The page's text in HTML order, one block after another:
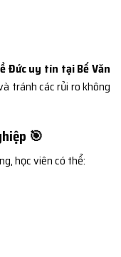
Đức uy tín tại Bế Văn
tránh các rủi ro không
🎯
học viên có thể: